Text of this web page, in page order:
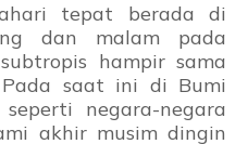
tepat berada di
dan malam pada
hampir sama
saat ini di Bumi
negara-negara
akhir musim dingin